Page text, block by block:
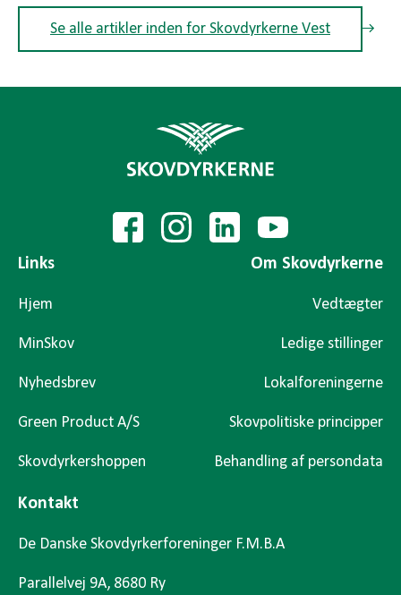
Se alle artikler inden for Skovdyrkerne Vest
Links
Hjem
MinSkov
Nyhedsbrev
Green Product A/S
Skovdyrkershoppen
Om Skovdyrkerne
Vedtægter
Ledige stillinger
Lokalforeningerne
Skovpolitiske principper
Behandling af persondata
Kontakt
De Danske Skovdyrkerforeninger F.M.B.A
Parallelvej 9A, 8680 Ry